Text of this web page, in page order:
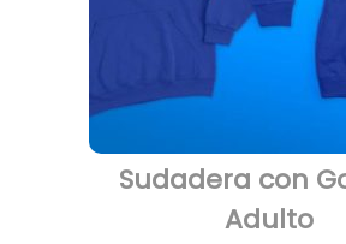
Sudadera con
Adulto